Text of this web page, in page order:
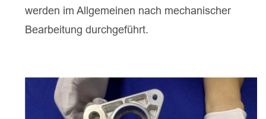
werden im Allgemeinen nach mechanischer
Bearbeitung durchgeführt.